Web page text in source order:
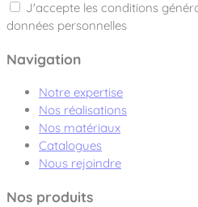
J'accepte les conditions
données personnelles
Navigation
Notre expertise
Nos réalisations
Nos matériaux
Catalogues
Nous rejoindre
Nos produits